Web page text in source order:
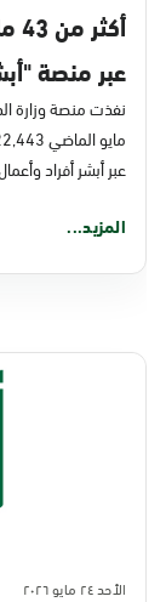
عبر منصة
نفذت منصة وزارة
عبر أبشر أفراد
المزيد...
الأحد ٢٤ مايو ٢٠٢٦